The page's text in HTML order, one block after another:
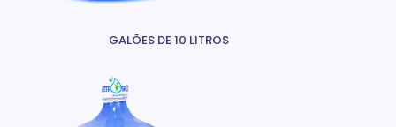
GALÕES DE 10 LITROS